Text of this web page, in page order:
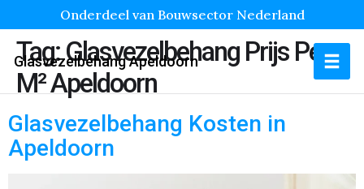
Onderdeel van Bouwsector Nederland
Glasvezelbehang Apeldoorn
Tag:Glasvezelbehang Prijs Per
M² Apeldoorn
Glasvezelbehang Kosten in
Apeldoorn